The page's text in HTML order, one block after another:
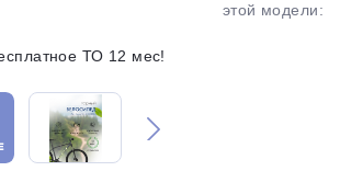
ТО 12 мес!
этой модели:
в корзину
сегодня только
любого банка